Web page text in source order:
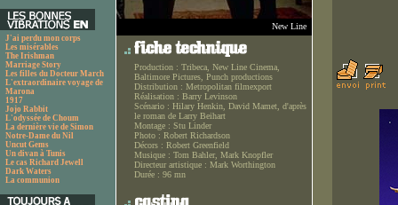
J'ai perdu mon corps
Les misérables
The Irishman
Marriage Story
Les filles du Docteur March
L'extraordinaire voyage de
Marona
1917
Jojo Rabbit
L'odyssée de Choum
La dernière vie de Simon
Notre-Dame du Nil
Uncut Gems
Un divan à Tunis
Le cas Richard Jewell
Dark Waters
La communion
New Line
Production : Tribeca, New Line Cinema,
Baltimore Pictures, Punch productions
Distribution : Metropolitan filmexport
Réalisation : Barry Levinson
Scénario : Hilary Henkin, David Mamet, d'après
le roman de Larry Beihart
Montage : Stu Linder
Photo : Robert Richardson
Décors : Robert Greenfield
Musique : Tom Bahler, Mark Knopfler
Directeur artistique : Mark Worthington
Durée : 96 mn